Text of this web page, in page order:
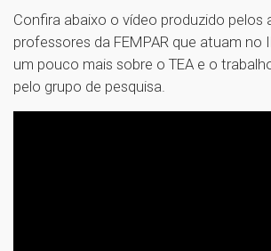
Confira abaixo o vídeo produzido pelos
professores da FEMPAR que atuam no
um pouco mais sobre o TEA e o
pelo grupo de pesquisa.